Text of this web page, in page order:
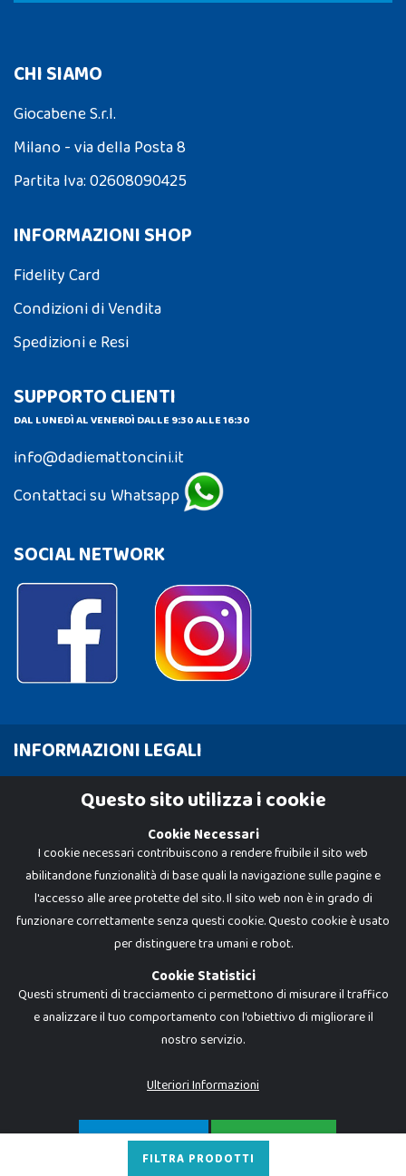
FILTRA PRODOTTI
CHI SIAMO
Giocabene S.r.l.
Milano - via della Posta 8
Partita Iva: 02608090425
INFORMAZIONI SHOP
Fidelity Card
Condizioni di Vendita
Spedizioni e Resi
SUPPORTO CLIENTI
DAL LUNEDÌ AL VENERDÌ DALLE 9:30 ALLE 16:30
info@dadiemattoncini.it
Contattaci su Whatsapp
SOCIAL NETWORK
INFORMAZIONI LEGALI
Cookie Policy
Dadi e Mattoncini è un brand di Giocabene Srl. Ogni riproduzione o utilizzo non
I prezzi e le promozioni pubblicate potrebbero differire da quanto esposto in
Questo sito utilizza i cookie
Cookie Necessari
I cookie necessari contribuiscono a rendere fruibile il sito web
abilitandone funzionalità di base quali la navigazione sulle pagine e
l'accesso alle aree protette del sito. Il sito web non è in grado di
funzionare correttamente senza questi cookie. Questo cookie è usato
per distinguere tra umani e robot.
Cookie Statistici
Questi strumenti di tracciamento ci permettono di misurare il traffico
e analizzare il tuo comportamento con l'obiettivo di migliorare il
nostro servizio.
Ulteriori Informazioni
SOLO NECESSARI ACCETTA TUTTO